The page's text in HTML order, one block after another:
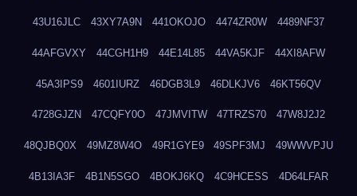
43U16JLC 43XY7A9N 441OKOJO 4474ZR0W 4489NF37
44AFGVXY 44CGH1H9 44E14L85 44VA5KJF 44XI8AFW
45A3IPS9 4601IURZ 46DGB3L9 46DLKJV6 46KT56QV
4728GJZN 47CQFY0O 47JMVITW 47TRZS70 47W8J2J2
48QJBQ0X 49MZ8W4O 49R1GYE9 49SPF3MJ 49WWVPJU
4B13IA3F 4B1N5SGO 4BOKJ6KQ 4C9HCESS 4D64LFAR